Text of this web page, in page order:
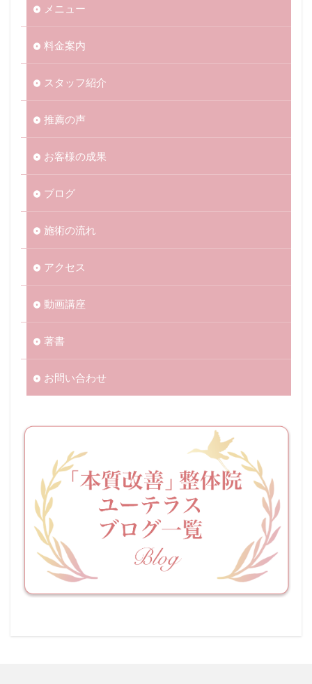
メニュー
料金案内
スタッフ紹介
推薦の声
お客様の成果
ブログ
施術の流れ
アクセス
動画講座
著書
お問い合わせ